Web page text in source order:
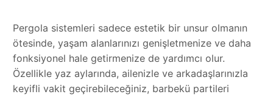
Pergola sistemleri sadece estetik bir unsur olmanın
ötesinde, yaşam alanlarınızı genişletmenize ve daha
fonksiyonel hale getirmenize de yardımcı olur.
Özellikle yaz aylarında, ailenizle ve arkadaşlarınızla
keyifli vakit geçirebileceğiniz, barbekü partileri